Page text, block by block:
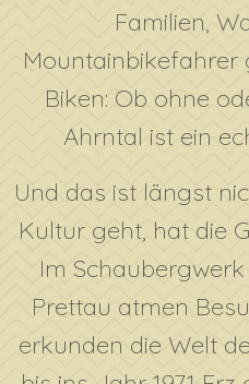
Familien,
Mountainbikefahrer
Biken: Ob ohne
Ahrntal ist ein
Und das ist längst
Kultur geht, hat die
Im
Prettau atmen
erkunden die Welt